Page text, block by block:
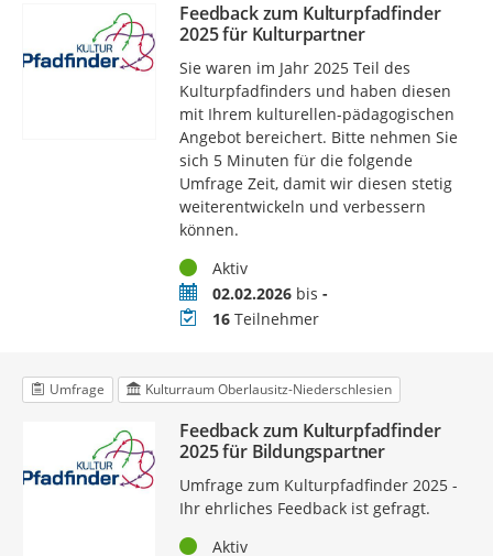
Feedback zum Kulturpfadfinder
2025 für Kulturpartner
Sie waren im Jahr 2025 Teil des
Kulturpfadfinders und haben diesen
mit Ihrem kulturellen-pädagogischen
Angebot bereichert. Bitte nehmen Sie
sich 5 Minuten für die folgende
Umfrage Zeit, damit wir diesen stetig
weiterentwickeln und verbessern
können.
StatusAktiv
Zeitraum02.02.2026bis -
Teilnehmer
16Teilnehmer
Umfrage Kulturraum Oberlausitz-Niederschlesien
Feedback zum Kulturpfadfinder
2025 für Bildungspartner
Umfrage zum Kulturpfadfinder 2025 -
Ihr ehrliches Feedback ist gefragt.
StatusAktiv